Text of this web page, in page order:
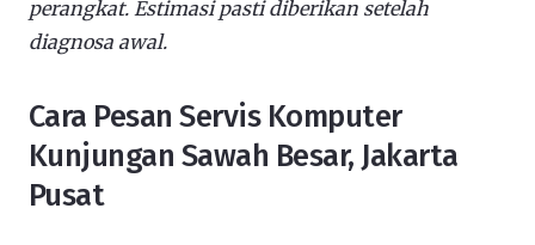
perangkat. Estimasi pasti diberikan setelah
diagnosa awal.
Cara Pesan Servis Komputer
Kunjungan Sawah Besar, Jakarta
Pusat